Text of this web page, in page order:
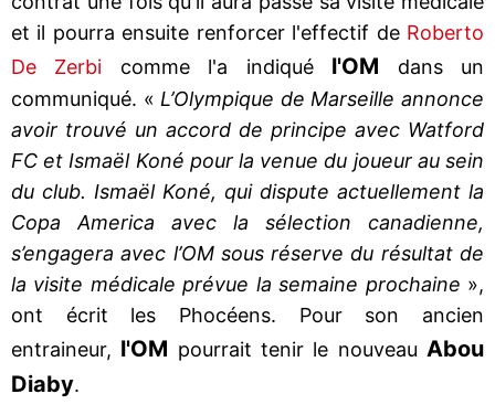
et il pourra ensuite renforcer l'effectif de Roberto
De Zerbi comme l'a indiqué l'OM dans un
communiqué. « L’Olympique de Marseille annonce
avoir trouvé un accord de principe avec Watford
FC et Ismaël Koné pour la venue du joueur au sein
du club. Ismaël Koné, qui dispute actuellement la
Copa America avec la sélection canadienne,
s’engagera avec l’OM sous réserve du résultat de
la visite médicale prévue la semaine prochaine »,
ont écrit les Phocéens. Pour son ancien
entraineur, l'OM pourrait tenir le nouveau Abou
Diaby.